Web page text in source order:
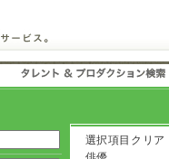
選択項目クリア